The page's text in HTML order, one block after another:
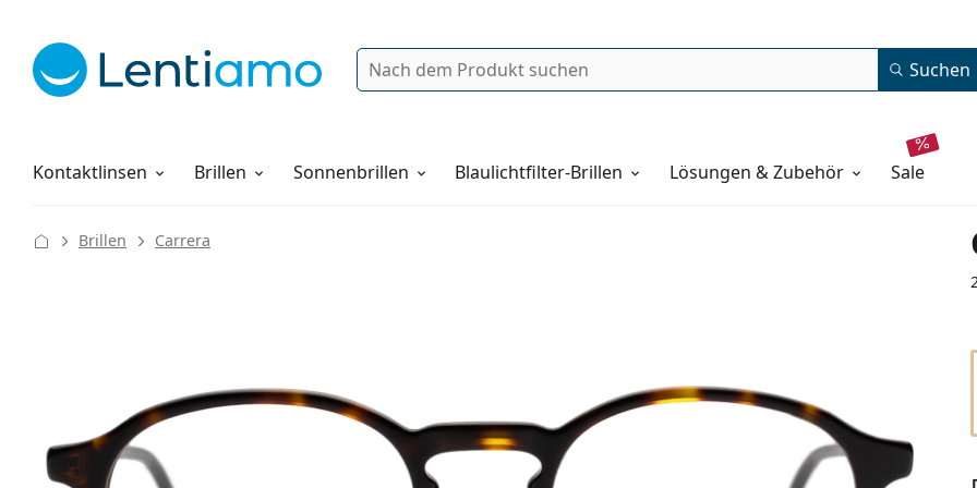
Suche Suchen
Kontaktlinsen
Pflegemittel Brillen Sonnenbrillen Blaulichtfilter-Brillen Lösungen & Zubehör sale
Alles über den Einkauf
Brillen Carrera